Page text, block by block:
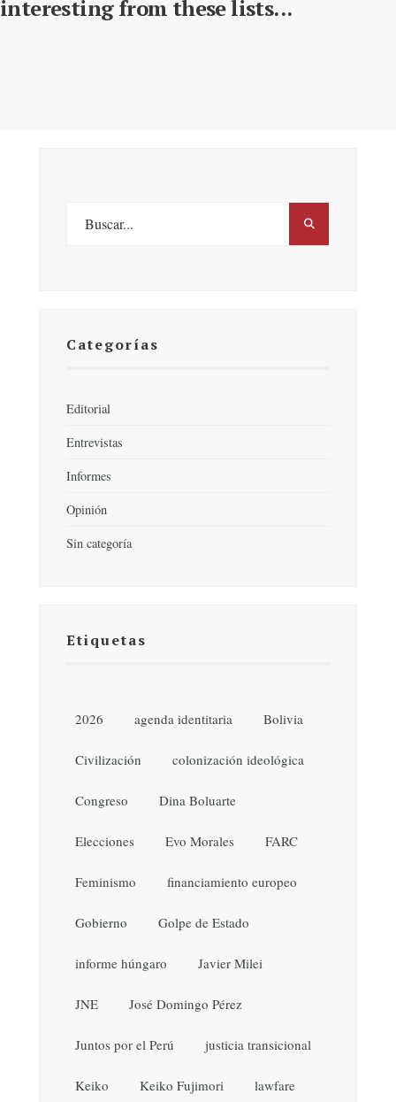
interesting from these lists...
Categorías
Editorial
Entrevistas
Informes
Opinión
Sin categoría
Etiquetas
2026 agenda identitaria Bolivia
Civilización colonización ideológica
Congreso Dina Boluarte
Elecciones Evo Morales FARC
Feminismo financiamiento europeo
Gobierno Golpe de Estado
informe húngaro Javier Milei
JNE José Domingo Pérez
Juntos por el Perú justicia transicional
Keiko Keiko Fujimori lawfare